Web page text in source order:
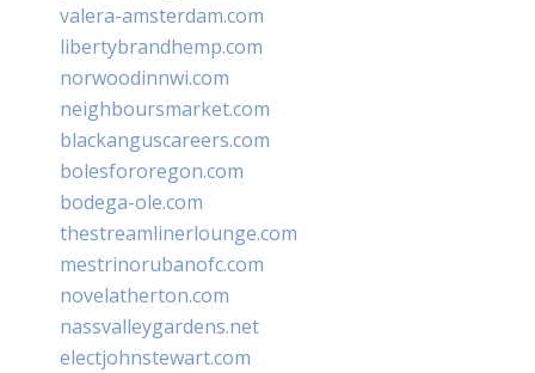
valera-amsterdam.com
libertybrandhemp.com
norwoodinnwi.com
neighboursmarket.com
blackanguscareers.com
bolesfororegon.com
bodega-ole.com
thestreamlinerlounge.com
mestrinorubanofc.com
novelatherton.com
nassvalleygardens.net
electjohnstewart.com